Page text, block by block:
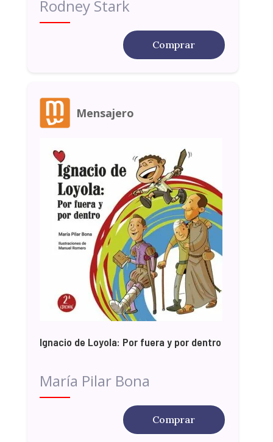
Rodney Stark
Comprar
Mensajero
Ignacio de Loyola: Por fuera y por dentro
María Pilar Bona
Comprar